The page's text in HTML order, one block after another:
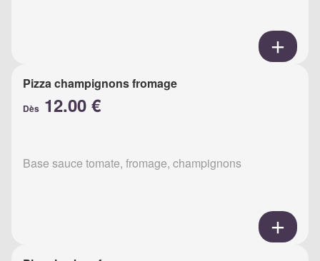
Pizza champignons fromage
Dès 12.00 €
Base sauce tomate, fromage, champignons